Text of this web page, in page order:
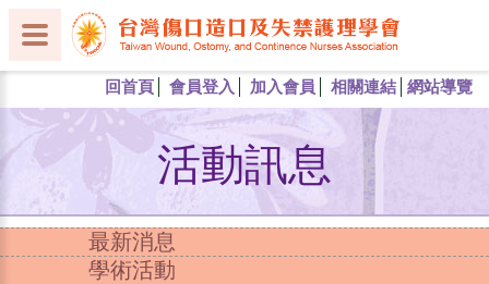
回首頁 會員登入 加入會員 相關連結 網站導覽
活動訊息
最新消息
學術活動